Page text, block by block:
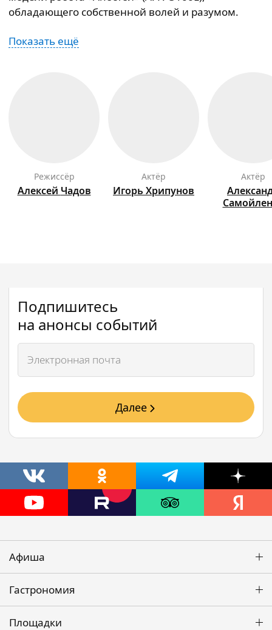
обладающего собственной волей и разумом.
Показать ещё
режиссёр
Алексей Чадов
актёр
Игорь Хрипунов
актёр
Подпишитесь
на анонсы событий
Далее
Афиша
Гастрономия
Площадки